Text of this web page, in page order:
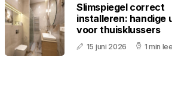
Slimspiegel correct
installeren: handige
voor thuisklussers
15 juni 2026 1 min